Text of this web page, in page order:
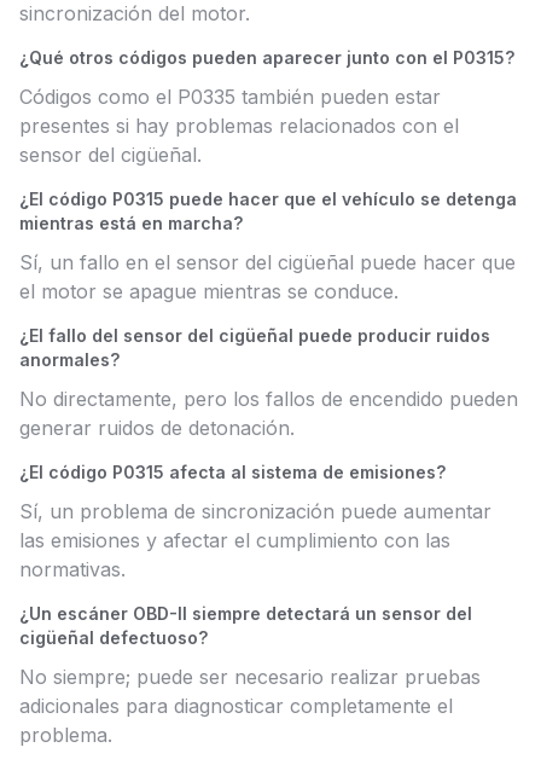
sincronización del motor.
¿Qué otros códigos pueden aparecer junto con el P0315?
Códigos como el P0335 también pueden estar
presentes si hay problemas relacionados con el
sensor del cigüeñal.
¿El código P0315 puede hacer que el vehículo se detenga
mientras está en marcha?
Sí, un fallo en el sensor del cigüeñal puede hacer que
el motor se apague mientras se conduce.
¿El fallo del sensor del cigüeñal puede producir ruidos
anormales?
No directamente, pero los fallos de encendido pueden
generar ruidos de detonación.
¿El código P0315 afecta al sistema de emisiones?
Sí, un problema de sincronización puede aumentar
las emisiones y afectar el cumplimiento con las
normativas.
¿Un escáner OBD-II siempre detectará un sensor del
cigüeñal defectuoso?
No siempre; puede ser necesario realizar pruebas
adicionales para diagnosticar completamente el
problema.